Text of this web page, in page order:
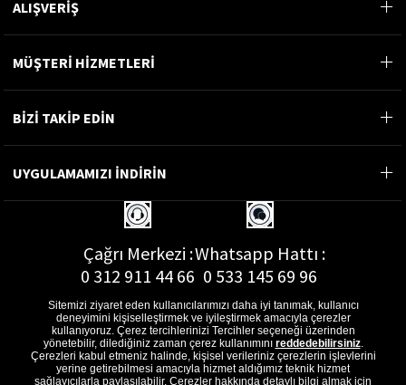
ALIŞVERİŞ
MÜŞTERİ HİZMETLERİ
BİZİ TAKİP EDİN
UYGULAMAMIZI İNDİRİN
Çağrı Merkezi :
0 312 911 44 66
Whatsapp Hattı :
0 533 145 69 96
E-Posta Adresi :
musterihizmetleri@gon.com.tr
Sitemizi ziyaret eden kullanıcılarımızı daha iyi tanımak, kullanıcı
deneyimini kişiselleştirmek ve iyileştirmek amacıyla çerezler
kullanıyoruz. Çerez tercihlerinizi Tercihler seçeneği üzerinden
yönetebilir, dilediğiniz zaman çerez kullanımını reddedebilirsiniz.
Çerezleri kabul etmeniz halinde, kişisel verileriniz çerezlerin işlevlerini
yerine getirebilmesi amacıyla hizmet aldığımız teknik hizmet
sağlayıcılarla paylaşılabilir. Çerezler hakkında detaylı bilgi almak için